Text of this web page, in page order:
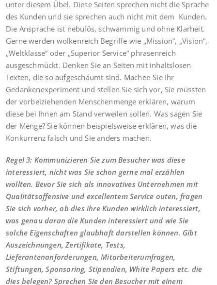
unter diesem Übel. Diese Seiten sprechen nicht die Sprache
des Kunden und sie sprechen auch nicht mit dem Kunden.
Die Ansprache ist nebulös, schwammig und ohne Klarheit.
Gerne werden wolkenreich Begriffe wie „Mission“, „Vision“,
„Weltklasse“ oder „Superior Service“ phrasenreich
ausgeschmückt. Denken Sie an Seiten mit inhaltslosen
Texten, die so aufgeschäumt sind. Machen Sie Ihr
Gedankenexperiment und stellen Sie sich vor, Sie müssten
der vorbeiziehenden Menschenmenge erklären, warum
diese bei Ihnen am Stand verweilen sollen. Was sagen Sie
der Menge? Sie können beispielsweise erklären, was die
Konkurrenz falsch und Sie anders machen.
Regel 3: Kommunizieren Sie zum Besucher was diese
interessiert, nicht was Sie schon gerne mal erzählen
wollten. Bevor Sie sich als innovatives Unternehmen mit
Qualitätsoffensive und excellentem Service outen, fragen
Sie sich vorher, ob dies ihre Kunden wirklich interessiert,
was genau daran die Kunden interessiert und wie Sie
solche Eigenschaften glaubhaft darstellen können. Gibt
Auszeichnungen, Zertifikate, Tests,
Lieferantenanforderungen, Mitarbeiterumfragen,
Stiftungen, Sponsoring, Stipendien, White Papers etc. die
dies belegen? Sprechen Sie den Besucher mit einem